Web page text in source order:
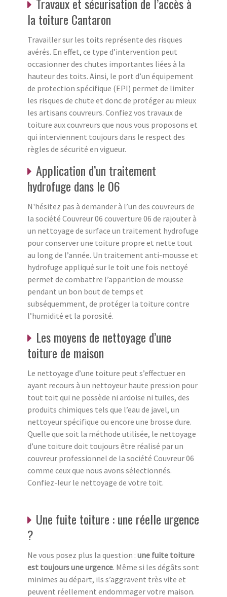
la toiture Cantaron
Travailler sur les toits représente des risques
avérés. En effet, ce type d’intervention peut
occasionner des chutes importantes liées à la
hauteur des toits. Ainsi, le port d’un équipement
de protection spécifique (EPI) permet de limiter
les risques de chute et donc de protéger au mieux
les artisans couvreurs. Confiez vos travaux de
toiture aux couvreurs que nous vous proposons et
qui interviennent toujours dans le respect des
règles de sécurité en vigueur.
Application d’un traitement
hydrofuge dans le 06
N'hésitez pas à demander à l’un des couvreurs de
la société Couvreur 06 couverture 06 de rajouter à
un nettoyage de surface un traitement hydrofuge
pour conserver une toiture propre et nette tout
au long de l’année. Un traitement anti-mousse et
hydrofuge appliqué sur le toit une fois nettoyé
permet de combattre l’apparition de mousse
pendant un bon bout de temps et
subséquemment, de protéger la toiture contre
l’humidité et la porosité.
Les moyens de nettoyage d’une
toiture de maison
Le nettoyage d’une toiture peut s’effectuer en
ayant recours à un nettoyeur haute pression pour
tout toit qui ne possède ni ardoise ni tuiles, des
produits chimiques tels que l’eau de javel, un
nettoyeur spécifique ou encore une brosse dure.
Quelle que soit la méthode utilisée, le nettoyage
d’une toiture doit toujours être réalisé par un
couvreur professionnel de la société Couvreur 06
comme ceux que nous avons sélectionnés.
Confiez-leur le nettoyage de votre toit.
Une fuite toiture : une réelle urgence
?
Ne vous posez plus la question : une fuite toiture
est toujours une urgence. Même si les dégâts sont
minimes au départ, ils s’aggravent très vite et
peuvent réellement endommager votre maison.